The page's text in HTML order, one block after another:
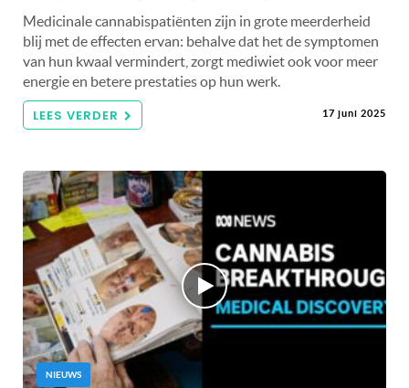
Medicinale cannabispatiënten zijn in grote meerderheid
blij met de effecten ervan: behalve dat het de symptomen
van hun kwaal vermindert, zorgt mediwiet ook voor meer
energie en betere prestaties op hun werk.
LEES VERDER 17 juni 2025
NIEUWS